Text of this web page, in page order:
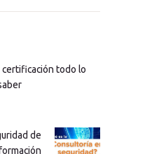
certificación todo lo
Next
de